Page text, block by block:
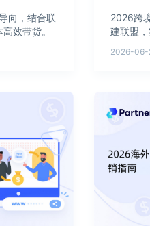
向，结合联
效带货。
2026跨
建联盟，
2026-06-